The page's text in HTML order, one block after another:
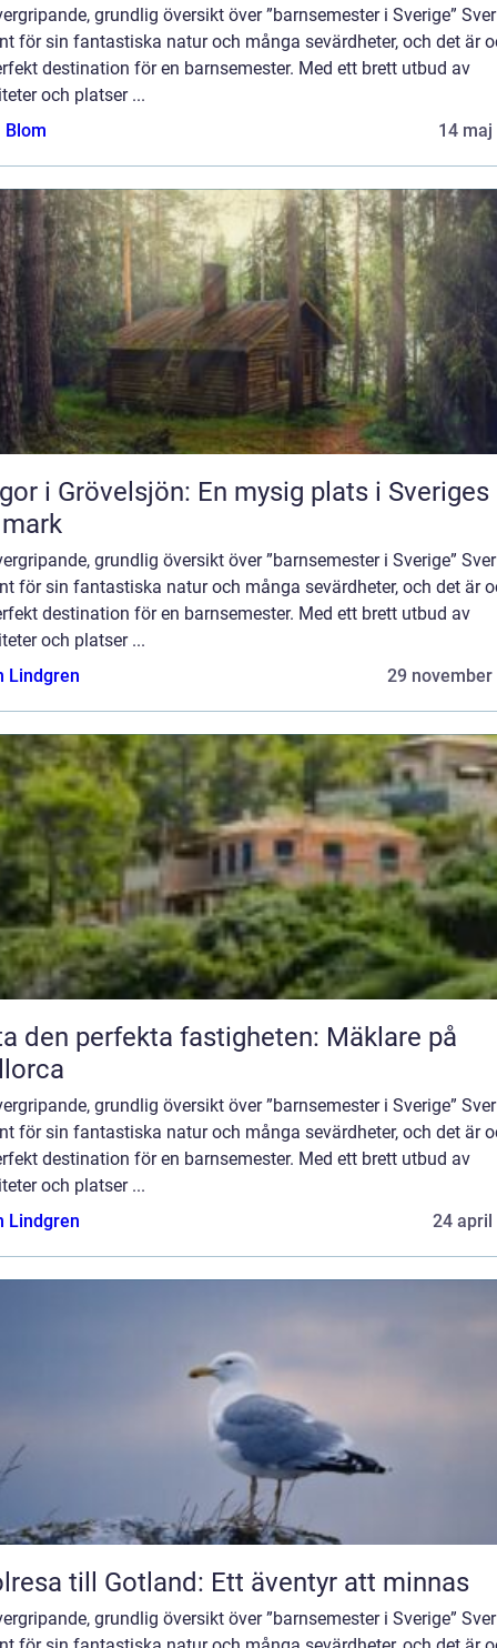
grundlig översikt över ”barnsemester i Sverige”
för sin fantastiska natur och många sevärdheter, och det är
destination för en barnsemester. Med ett brett utbud av
och platser ...
Blom
14 maj
i Grövelsjön: En mysig plats i Sveriges
grundlig översikt över ”barnsemester i Sverige”
för sin fantastiska natur och många sevärdheter, och det är
destination för en barnsemester. Med ett brett utbud av
och platser ...
Lindgren
29 november
den perfekta fastigheten: Mäklare på
grundlig översikt över ”barnsemester i Sverige”
för sin fantastiska natur och många sevärdheter, och det är
destination för en barnsemester. Med ett brett utbud av
och platser ...
Lindgren
24 april
till Gotland: Ett äventyr att minnas
grundlig översikt över ”barnsemester i Sverige”